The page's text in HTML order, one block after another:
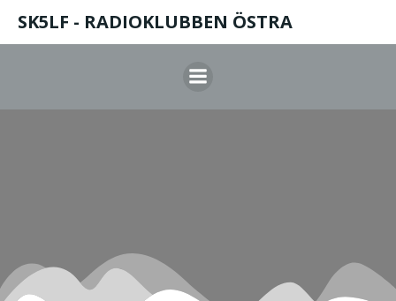
Hoppa
till
SK5LF - RADIOKLUBBEN ÖSTRA